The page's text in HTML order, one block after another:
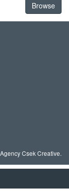
Browse
Csek Creative.